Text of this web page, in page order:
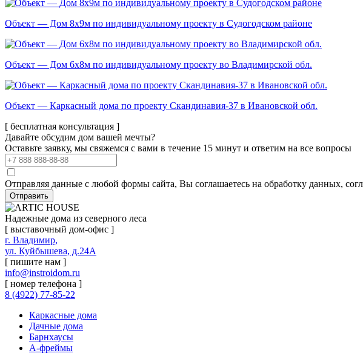
Объект — Дом 8х9м по индивидуальному проекту в Судогодском районе
Объект — Дом 6х8м по индивидуальному проекту во Владимирской обл.
Объект — Каркасный дома по проекту Скандинавия-37 в Ивановской обл.
[ бесплатная консультация ]
Давайте обсудим дом вашей мечты?
Оставьте заявку, мы свяжемся с вами в течение 15 минут и ответим на все вопросы
Отправляя данные с любой формы сайта, Вы соглашаетесь на обработку данных,
Отправить
Надежные дома из северного леса
[ выставочный дом-офис ]
г. Владимир,
ул. Куйбышева, д.24А
[ пишите нам ]
info@instroidom.ru
[ номер телефона ]
8 (4922) 77-85-22
Каркасные дома
Дачные дома
Барнхаусы
А-фреймы